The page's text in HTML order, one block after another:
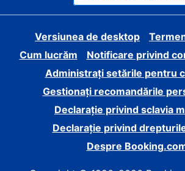
Versiunea de desktop
Cum lucrăm
Notificare privind
Administrați setările pentru
Gestionați recomandările
Declarație privind sclavia
Declarație privind
Despre